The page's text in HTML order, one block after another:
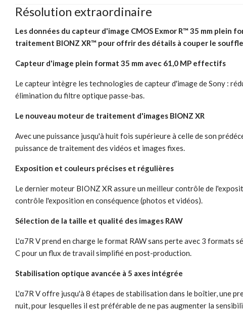
Résolution extraordinaire
Les données du capteur d'image CMOS Exmor R™ 35 mm
traitement BIONZ XR™ pour offrir des détails à couper le
Capteur d'image plein format 35 mm avec 61,0 MP effectifs
Le capteur intègre les technologies de capteur d'image de Sony :
élimination du filtre optique passe-bas.
Le nouveau moteur de traitement d'images BIONZ XR
Avec une puissance jusqu'à huit fois supérieure à celle de son
puissance de traitement des vidéos et images fixes.
Exposition et couleurs précises et régulières
Le dernier moteur BIONZ XR assure un meilleur contrôle de
contrôle l'exposition en conséquence (photos et vidéos).
Sélection de la taille et qualité des images RAW
L'α7R V prend en charge le format RAW sans perte avec 3 formats
C pour un flux de travail simplifié en post-production.
Stabilisation optique avancée à 5 axes intégrée
L'α7R V offre jusqu'à 8 étapes de stabilisation dans le boîtier, une
nuit, pour lesquelles il est préférable de ne pas augmenter la